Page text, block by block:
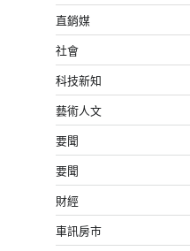
直銷媒
社會
科技新知
藝術人文
要聞
要聞
財經
車訊房市